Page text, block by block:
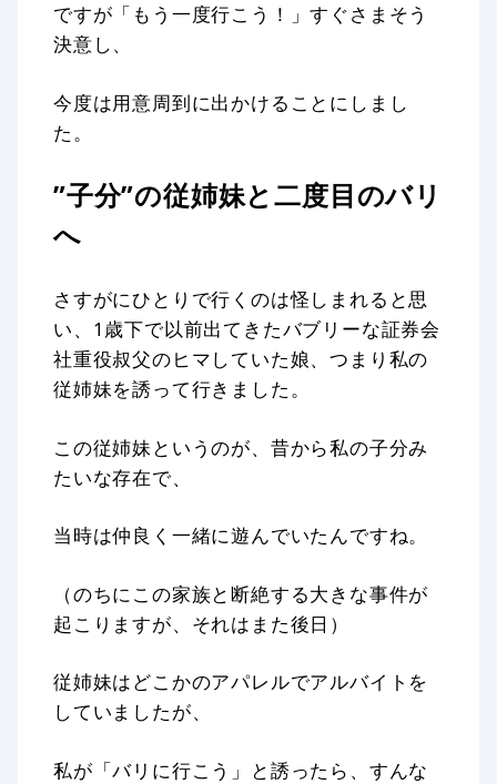
ですが「もう一度行こう！」すぐさまそう
決意し、
今度は用意周到に出かけることにしまし
た。
”子分”の従姉妹と二度目のバリ
へ
さすがにひとりで行くのは怪しまれると思
い、1歳下で以前出てきたバブリーな証券会
社重役叔父のヒマしていた娘、つまり私の
従姉妹を誘って行きました。
この従姉妹というのが、昔から私の子分み
たいな存在で、
当時は仲良く一緒に遊んでいたんですね。
（のちにこの家族と断絶する大きな事件が
起こりますが、それはまた後日）
従姉妹はどこかのアパレルでアルバイトを
していましたが、
私が「バリに行こう」と誘ったら、すんな